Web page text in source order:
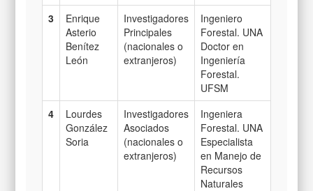
3
Enrique
Asterio
Benítez
León
Investigadores
Principales
(nacionales o
extranjeros)
Ingeniero
Forestal. UNA
Doctor en
Ingeniería
Forestal.
UFSM
4
Lourdes
González
Soria
Investigadores
Asociados
(nacionales o
extranjeros)
Ingeniera
Forestal. UNA
Especialista
en Manejo de
Recursos
Naturales